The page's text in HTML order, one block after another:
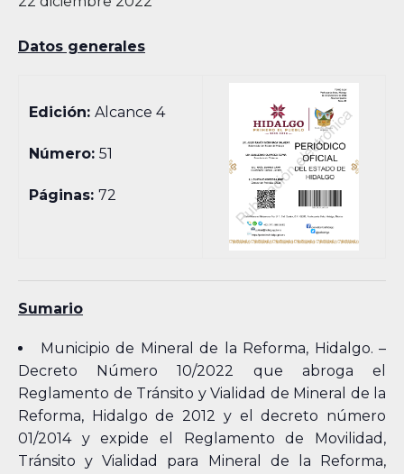
Datos generales
Edición:Alcance 4
Número:51
Páginas:72
Sumario
Municipio de Mineral de la Reforma, Hidalgo. –
Decreto Número 10/2022 que abroga el
Reglamento de Tránsito y Vialidad de Mineral de la
Reforma, Hidalgo de 2012 y el decreto número
01/2014 y expide el Reglamento de Movilidad,
Tránsito y Vialidad para Mineral de la Reforma,